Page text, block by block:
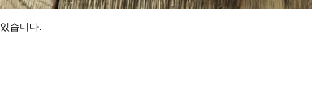
습니다.